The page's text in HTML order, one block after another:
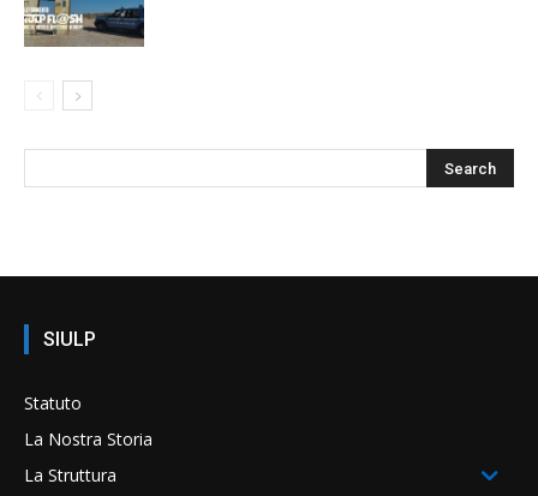
SIULP
Statuto
La Nostra Storia
La Struttura